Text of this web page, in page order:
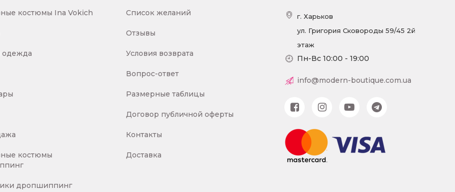
костюмы Ina Vokich
одежда
костюмы
дропшиппинг
Список желаний
Отзывы
Условия возврата
Вопрос-ответ
Размерные таблицы
Договор публичной оферты
Контакты
Доставка
г. Харьков
ул. Григория Сковороды 59/45 2й
этаж
Пн-Вс 10:00 - 19:00
info@modern-boutique.com.ua